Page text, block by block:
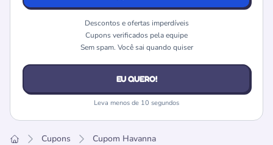
Descontos e ofertas imperdíveis
Cupons verificados pela equipe
Sem spam. Você sai quando quiser
EU QUERO!
Leva menos de 10 segundos
Cupons Cupom Havanna